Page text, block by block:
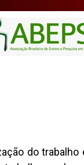
do trabalho